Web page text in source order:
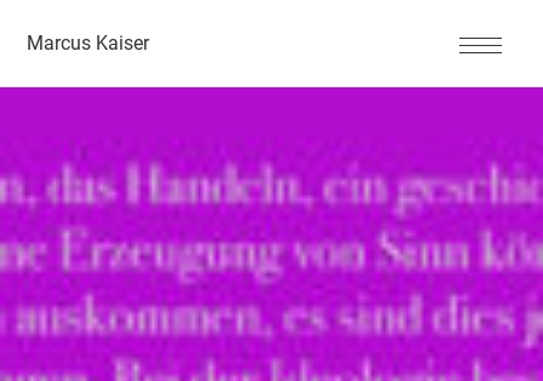
Marcus Kaiser